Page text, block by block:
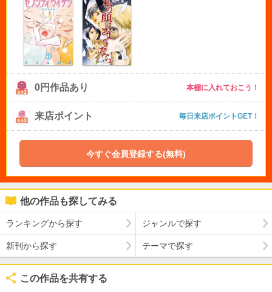
0円作品あり 本棚に入れておこう！
来店ポイント 毎日来店ポイントGET！
今すぐ会員登録する(無料)
他の作品も探してみる
ランキングから探す ジャンルで探す
新刊から探す テーマで探す
この作品を共有する